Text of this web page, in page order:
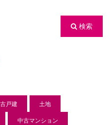
検索
戸建
土地
中古マンション